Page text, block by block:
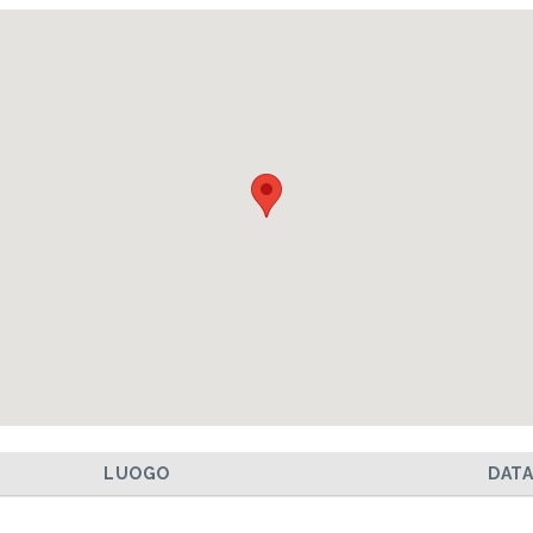
LUOGO DATA